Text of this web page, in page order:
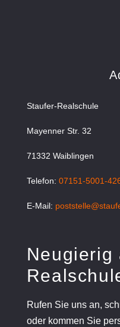
Staufer-Realschule
Mayenner Str. 32
71332 Waiblingen
Telefon: 07151-5001-
E-Mail:
Neugierig
Rufen Sie uns an,
oder kommen Sie